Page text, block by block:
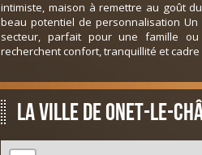
intimiste, maison à remettre au goût
beau potentiel de personnalisation
secteur, parfait pour une famille
recherchent confort, tranquillité et cadre
La ville de Onet-le-